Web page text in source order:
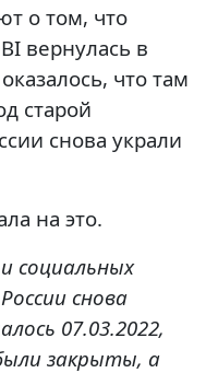
о том, что
вернулась в
что там
старой
снова украли
на это.
социальных
снова
07.03.2022,
закрыты, а